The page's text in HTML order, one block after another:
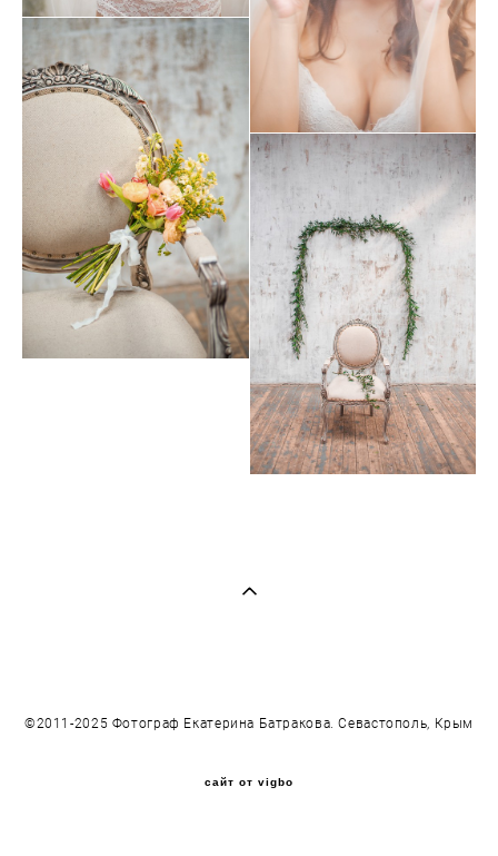
©2011-2025 Фотограф Екатерина Батракова. Севастополь, Крым
сайт от vigbo